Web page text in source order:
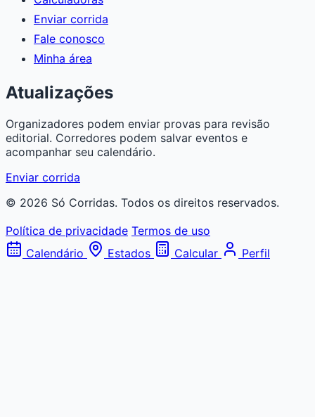
Enviar corrida
Fale conosco
Minha área
Atualizações
Organizadores podem enviar provas para revisão
editorial. Corredores podem salvar eventos e
acompanhar seu calendário.
Enviar corrida
© 2026 Só Corridas. Todos os direitos reservados.
Política de privacidade Termos de uso
Calendário
Estados Calcular Perfil